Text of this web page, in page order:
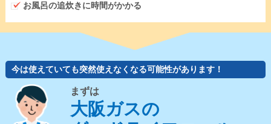
お風呂の追炊きに時間がかかる
今は使えていても突然使えなくなる可能性があります！
まずは
大阪ガスの